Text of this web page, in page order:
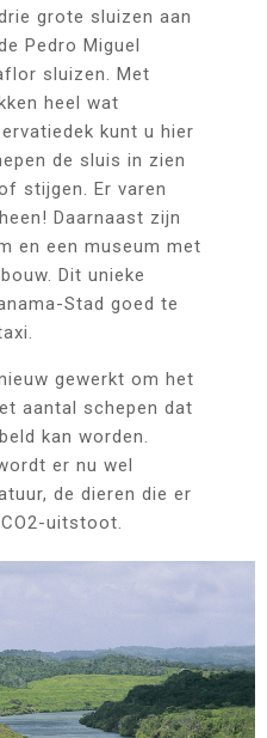
grote sluizen aan
Pedro Miguel
sluizen. Met
heel wat
kunt u hier
de sluis in zien
stijgen. Er varen
Daarnaast zijn
en een museum met
Dit unieke
Stad goed te
gewerkt om het
aantal schepen dat
kan worden.
er nu wel
de dieren die er
uitstoot.